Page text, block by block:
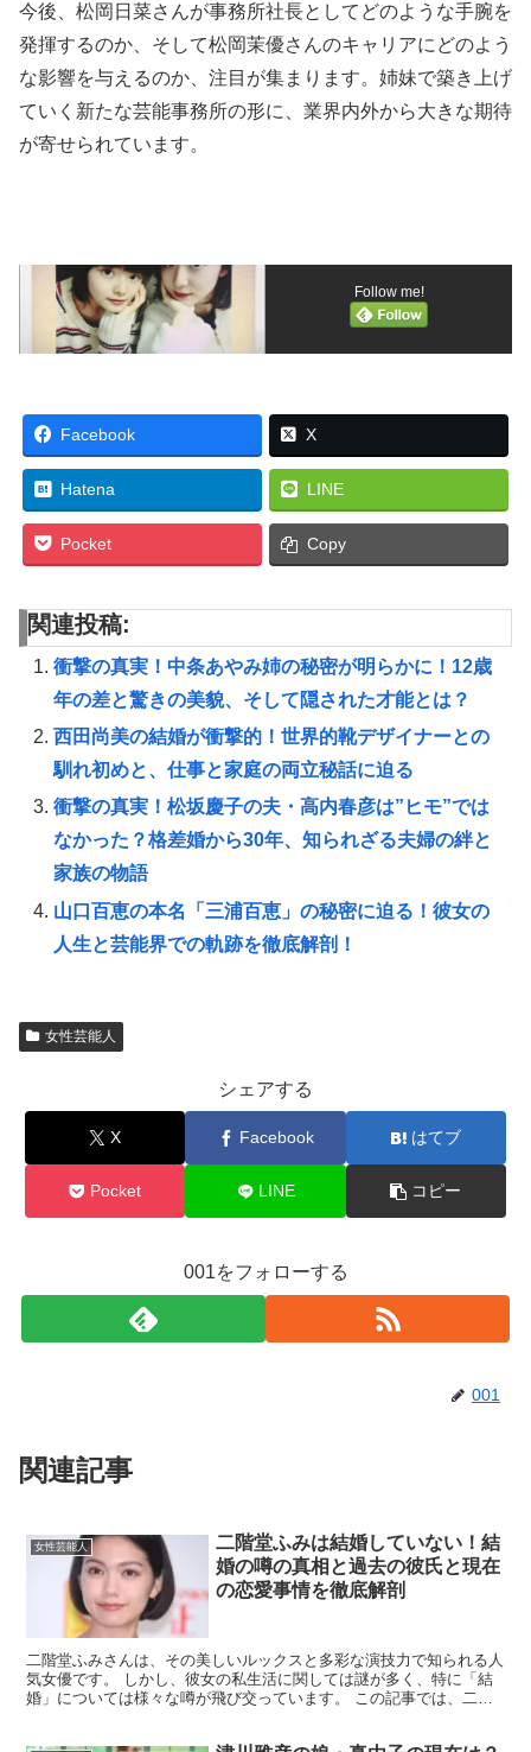
今後、松岡日菜さんが事務所社長としてどのような手腕を
発揮するのか、そして松岡茉優さんのキャリアにどのよう
な影響を与えるのか、注目が集まります。姉妹で築き上げ
ていく新たな芸能事務所の形に、業界内外から大きな期待
が寄せられています。
Follow me!
Facebook X
Hatena LINE
Pocket Copy
関連投稿:
衝撃の真実！中条あやみ姉の秘密が明らかに！12歳
年の差と驚きの美貌、そして隠された才能とは？
西田尚美の結婚が衝撃的！世界的靴デザイナーとの
馴れ初めと、仕事と家庭の両立秘話に迫る
衝撃の真実！松坂慶子の夫・高内春彦は”ヒモ”では
なかった？格差婚から30年、知られざる夫婦の絆と
家族の物語
山口百恵の本名「三浦百恵」の秘密に迫る！彼女の
人生と芸能界での軌跡を徹底解剖！
女性芸能人
シェアする
X Facebook はてブ
Pocket LINE コピー
001をフォローする
001
関連記事
女性芸能人
二階堂ふみは結婚していない！結
婚の噂の真相と過去の彼氏と現在
の恋愛事情を徹底解剖
二階堂ふみさんは、その美しいルックスと多彩な演技力で知られる人
気女優です。 しかし、彼女の私生活に関しては謎が多く、特に「結
婚」については様々な噂が飛び交っています。 この記事では、二階